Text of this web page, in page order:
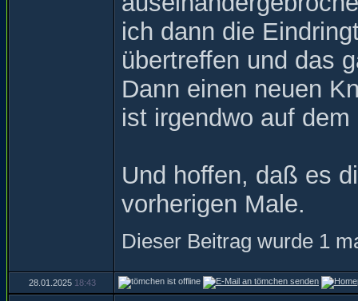
ich dann die
übertreffen und das
Dann einen neuen
ist irgendwo auf
Und hoffen, daß es
vorherigen Male.
Dieser Beitrag wurde 1
28.01.2025 18:43